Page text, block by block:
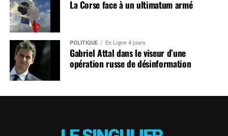
La Corse face à un ultimatum armé
POLITIQUE En Ligne 4 jours
Gabriel Attal dans le viseur d’une
opération russe de désinformation